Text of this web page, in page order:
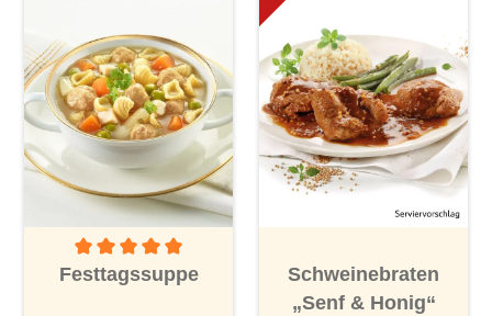
Durchschnittliche Bewertung von 5 von 5 Sternen
Festtagssuppe
Schweinebraten
„Senf & Honig“